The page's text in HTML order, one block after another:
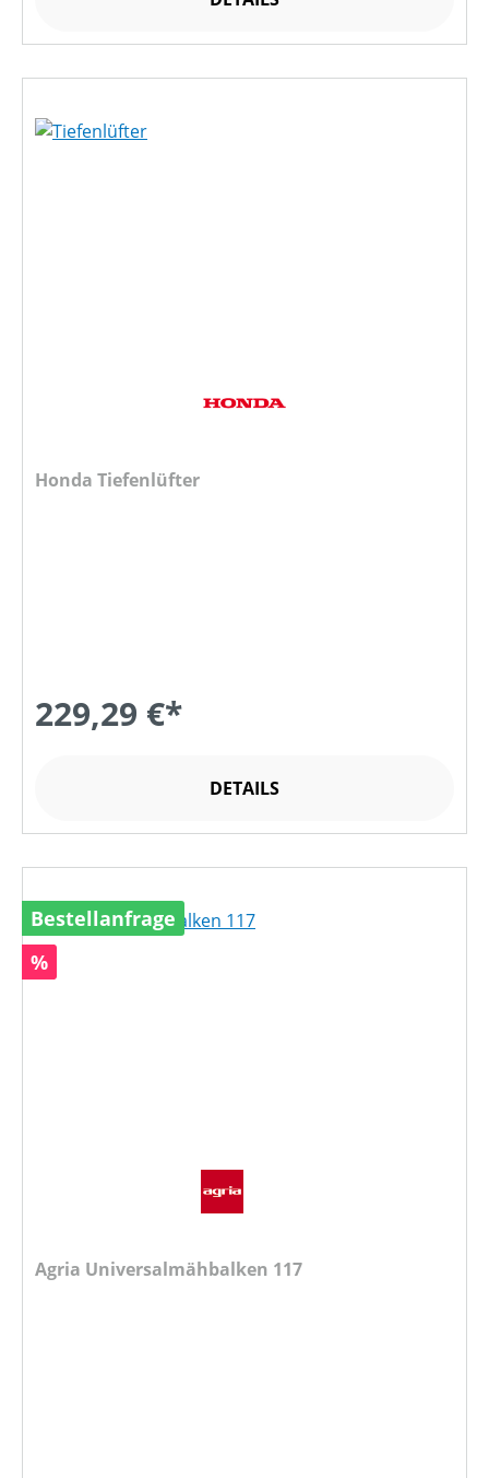
Honda Tiefenlüfter
229,29 €*
DETAILS
Bestellanfrage
Rabatt
%
Agria Universalmähbalken 117